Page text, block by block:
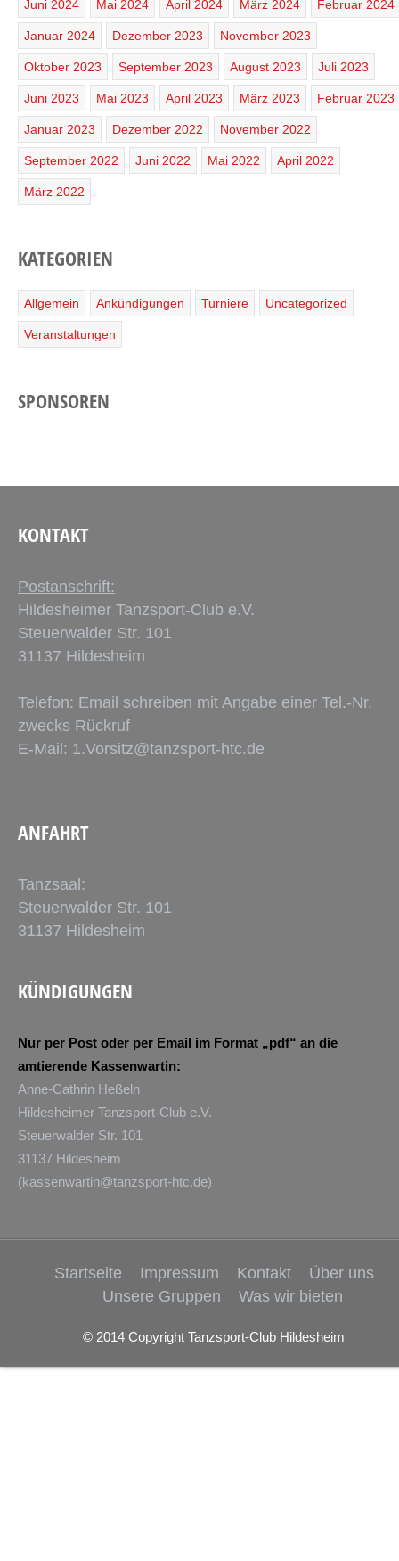
Juni 2024 Mai 2024 April 2024 März 2024 Februar 2024
Januar 2024 Dezember 2023 November 2023
Oktober 2023 September 2023 August 2023 Juli 2023
Juni 2023 Mai 2023 April 2023 März 2023 Februar 2023
Januar 2023 Dezember 2022 November 2022
September 2022 Juni 2022 Mai 2022 April 2022
März 2022
KATEGORIEN
Allgemein Ankündigungen Turniere Uncategorized
Veranstaltungen
SPONSOREN
KONTAKT
Postanschrift:
Hildesheimer Tanzsport-Club e.V.
Steuerwalder Str. 101
31137 Hildesheim
Telefon: Email schreiben mit Angabe einer Tel.-Nr.
zwecks Rückruf
E-Mail: 1.Vorsitz@tanzsport-htc.de
ANFAHRT
Tanzsaal:
Steuerwalder Str. 101
31137 Hildesheim
KÜNDIGUNGEN
Nur per Post oder per Email im Format „pdf“ an die
amtierende Kassenwartin:
Anne-Cathrin Heßeln
Hildesheimer Tanzsport-Club e.V.
Steuerwalder Str. 101
31137 Hildesheim
(kassenwartin@tanzsport-htc.de)
Startseite Impressum Kontakt
Über uns
Unsere Gruppen
Was wir bieten
© 2014 Copyright Tanzsport-Club Hildesheim